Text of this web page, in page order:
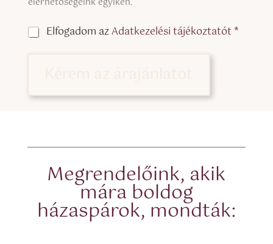
e
L
e
o
C
h
o
*
Elfogadom azAdatkezelési tájékoztatót *
Megrendelőink, akik
mára boldog
házaspárok, mondták: